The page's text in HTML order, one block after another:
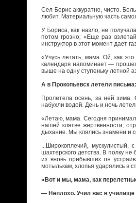
Сел Борис аккуратно, чисто.
любит. Материальную часть
У Бориса, как назло, не
потом грозно; «Еще раз
инструктор в этот момент дает
«Учусь летать, мама. Ой, как
календаря напоминает —
выше на одну ступеньку летной
А в Прокопьевск летели письма:
Пролетела осень, за ней зима.
набухли водой. День и ночь
«Летаю, мама. Сегодня
нашей клятве жертвенности,
дыхание. Мы клялись знамени и
...Широкоплечий, мускулистый,
шахтерского детства. В полку
из вновь прибывших он
мотылькам, хлопья ударялись в
«Вот и мы, мама, как
— Неплохо. Учил вас в училище